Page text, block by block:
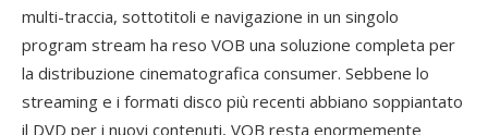
multi-traccia, sottotitoli e navigazione in un singolo
program stream ha reso VOB una soluzione completa per
la distribuzione cinematografica consumer. Sebbene lo
streaming e i formati disco più recenti abbiano soppiantato
il DVD per i nuovi contenuti, VOB resta enormemente